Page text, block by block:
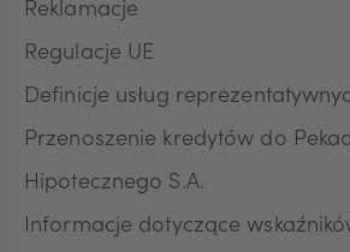
wycofanie zgody nie wpływa na
podstawie zgody przed jej
Reklamacje
Regulacje UE
Definicje usług
Przenoszenie kredytów do
Hipotecznego S.A.
Informacje dotyczące